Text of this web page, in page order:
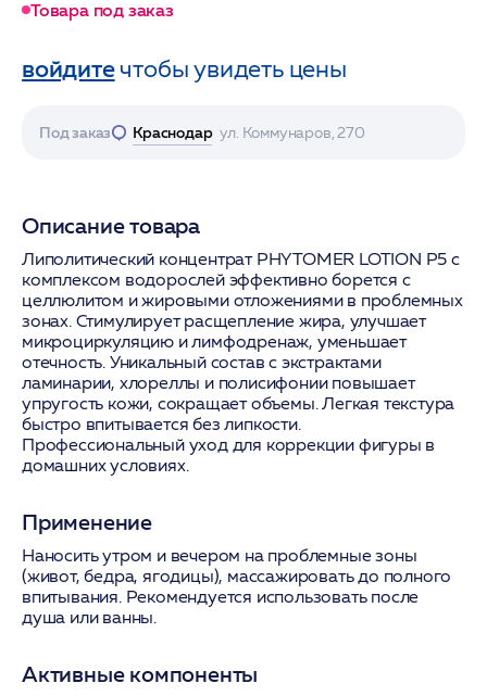
Товара под заказ
войдитечтобы увидеть цены
Под заказ Краснодар ул. Коммунаров, 270
Описание товара
Липолитический концентрат PHYTOMER LOTION P5 с
комплексом водорослей эффективно борется с
целлюлитом и жировыми отложениями в проблемных
зонах. Стимулирует расщепление жира, улучшает
микроциркуляцию и лимфодренаж, уменьшает
отечность. Уникальный состав с экстрактами
ламинарии, хлореллы и полисифонии повышает
упругость кожи, сокращает объемы. Легкая текстура
быстро впитывается без липкости.
Профессиональный уход для коррекции фигуры в
домашних условиях.
Применение
Наносить утром и вечером на проблемные зоны
(живот, бедра, ягодицы), массажировать до полного
впитывания. Рекомендуется использовать после
душа или ванны.
Активные компоненты